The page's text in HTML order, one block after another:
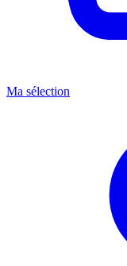
Ma sélection